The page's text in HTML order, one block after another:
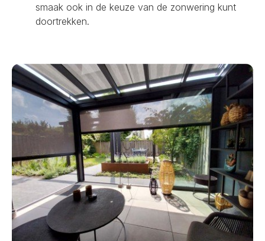
smaak ook in de keuze van de zonwering kunt
doortrekken.